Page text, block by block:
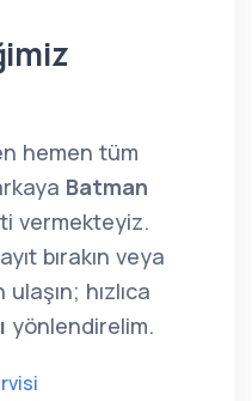
hemen tüm
Batman
vermekteyiz.
bırakın veya
hızlıca
yönlendirelim.